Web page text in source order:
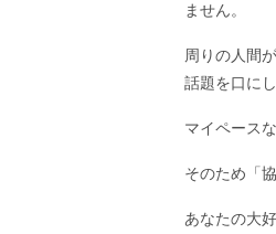
ません。
周りの人間
話題を口に
マイペース
そのため「
あなたの大